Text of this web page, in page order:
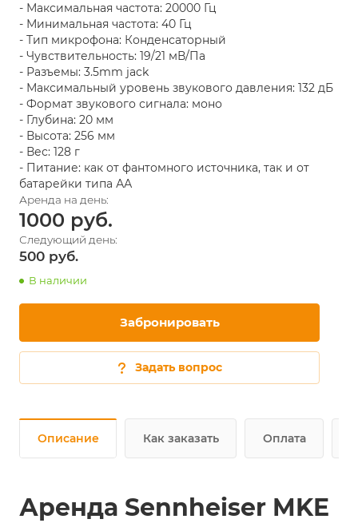
- Максимальная частота: 20000 Гц
- Минимальная частота: 40 Гц
- Тип микрофона: Конденсаторный
- Чувствительность: 19/21 мВ/Па
- Разъемы: 3.5mm jack
- Максимальный уровень звукового давления: 132 дБ
- Формат звукового сигнала: моно
- Глубина: 20 мм
- Высота: 256 мм
- Вес: 128 г
- Питание: как от фантомного источника, так и от
батарейки типа АА
1000
500
В наличии
Забронировать
Задать вопрос
Описание Как заказать Оплата
Аренда Sennheiser MKE